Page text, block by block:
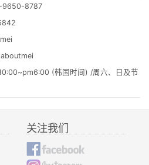
9650-8787
(韩国时间) /周六、日及节
关注我们